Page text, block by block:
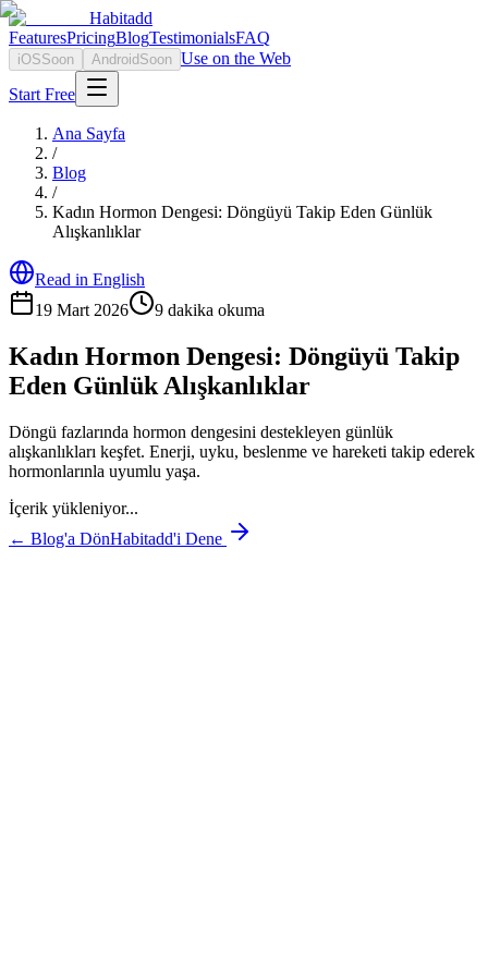
Habitadd
FeaturesPricingBlogTestimonialsFAQ
iOSSoon Android Soon Use on the Web
Start Free
Ana Sayfa
/
Blog
/
Kadın Hormon Dengesi: Döngüyü Takip Eden Günlük
Alışkanlıklar
Read in English
19 Mart 2026
9 dakika okuma
Kadın Hormon Dengesi: Döngüyü Takip
Eden Günlük Alışkanlıklar
Döngü fazlarında hormon dengesini destekleyen günlük
alışkanlıkları keşfet. Enerji, uyku, beslenme ve hareketi takip ederek
hormonlarınla uyumlu yaşa.
İçerik yükleniyor...
← Blog'a DönHabitadd'i Dene